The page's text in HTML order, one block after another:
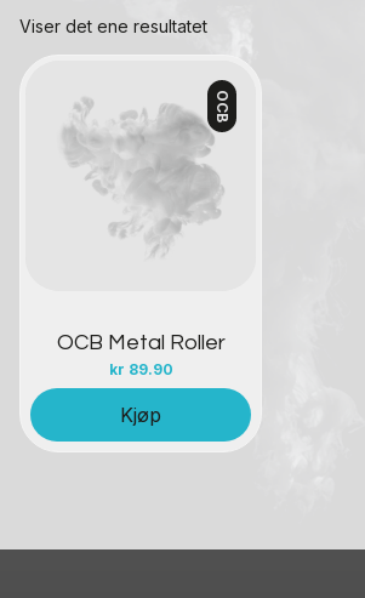
Viser det ene resultatet
OCB
OCB Metal Roller
kr 89.90
Kontakt oss
Kjøp